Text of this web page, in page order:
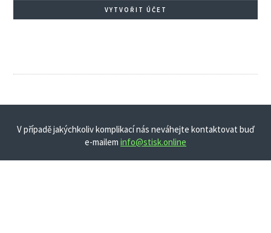
VYTVOŘIT ÚČET
V případě jakýchkoliv komplikací nás neváhejte kontaktovat buď
e-mailem info@stisk.online